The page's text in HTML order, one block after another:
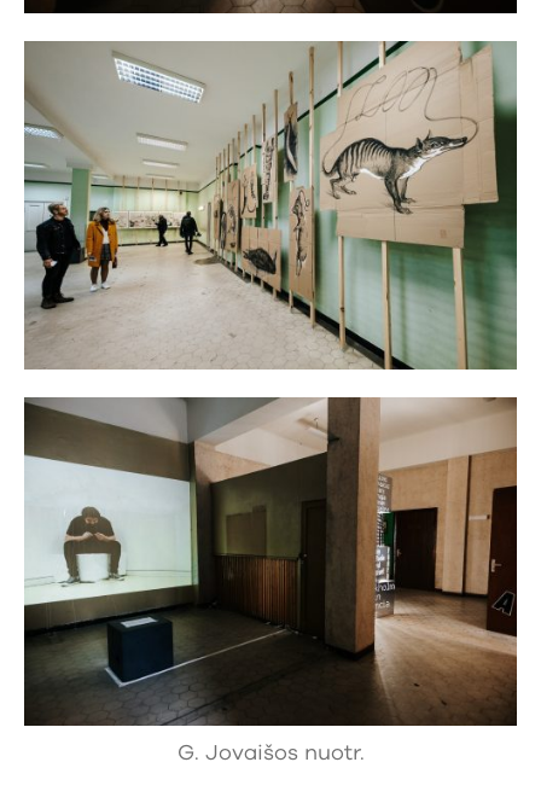
G. Jovaišos nuotr.